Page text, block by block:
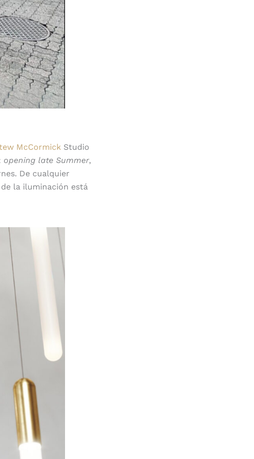
McCormick Studio
opening late Summer,
De cualquier
la iluminación está